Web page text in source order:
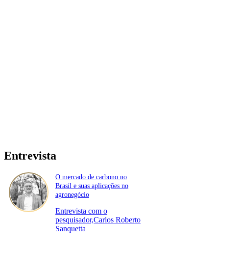
Entrevista
O mercado de carbono no
Brasil e suas aplicações no
agronegócio
Entrevista com o
pesquisador,Carlos Roberto
Sanquetta